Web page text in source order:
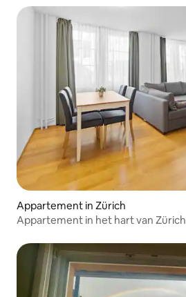
Appartement in Zürich
Appartement in het hart van Zürich